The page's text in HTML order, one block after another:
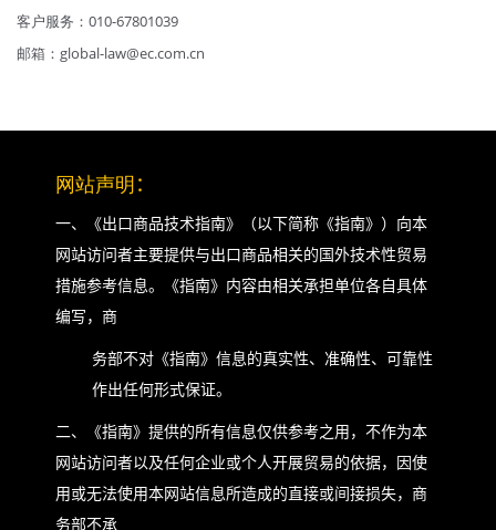
客户服务：010-67801039
邮箱：global-law@ec.com.cn
网站声明 ：
一、《出口商品技术指南》（以下简称《指南》）向本
网站访问者主要提供与出口商品相关的国外技术性贸易
措施参考信息。《指南》内容由相关承担单位各自具体
编写，商
务部不对《指南》信息的真实性、准确性、可靠性
作出任何形式保证。
二、《指南》提供的所有信息仅供参考之用，不作为本
网站访问者以及任何企业或个人开展贸易的依据，因使
用或无法使用本网站信息所造成的直接或间接损失，商
务部不承